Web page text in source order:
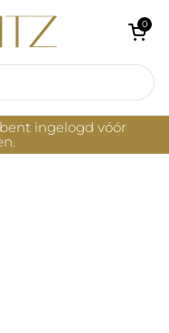
Winkelwagentje
0
ingelogd vóór